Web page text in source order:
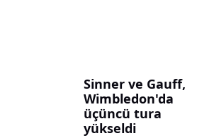
Sinner ve Gauff,
Wimbledon'da
üçüncü tura
yükseldi